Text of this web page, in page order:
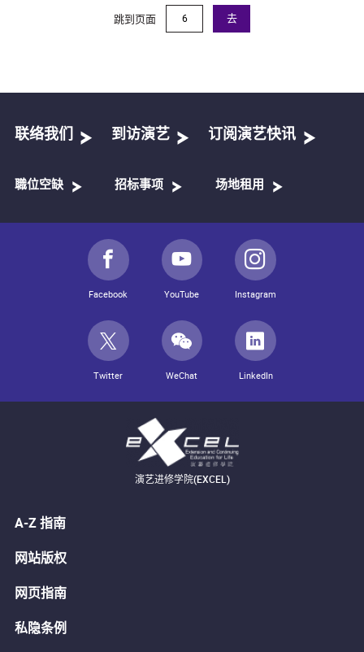
跳到页面 去
联络我们 到访演艺 订阅演艺快讯
職位空缺 招标事项 场地租用
Facebook YouTube Instagram
Twitter WeChat LinkedIn
演艺进修学院(EXCEL)
A-Z 指南
网站版权
网页指南
私隐条例